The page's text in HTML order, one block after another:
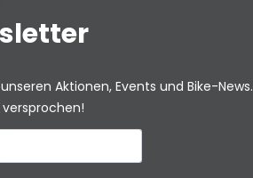
Aktionen, Events und Bike-News.